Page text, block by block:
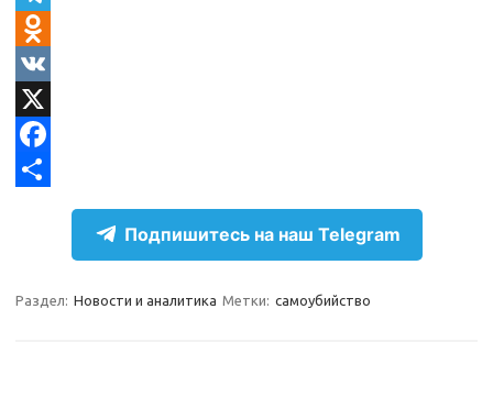
T
e
e
g
O
d
n
o
s
V
KX
F
bр
Подпишитесь на наш Telegram
Раздел: Новости и аналитика Метки: самоубийство